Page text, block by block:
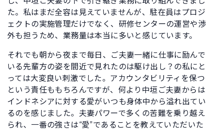
た。私はまだ全容は見えていませんが、駐在員はプロジ
ェクトの実施管理だけでなく、研修センターの運営や渉
外も担うため、業務量は本当に多いと感じています。
それでも朝から夜まで毎日、ご夫妻一緒に仕事に励んで
いる先輩方の姿を間近で見れたのは駆け出し？の私にと
っては大変良い刺激でした。アカウンタビリティを保つ
という責任ももちろんですが、何より中垣ご夫妻からは
インドネシアに対する愛がいつも身体中から溢れ出てい
るのを感じました。夫妻パワーで多くの苦難を乗り越え
られ、一番の強さは“愛”であることを教えていただいた